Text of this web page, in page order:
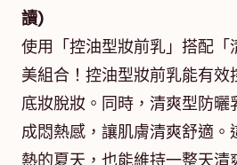
讀)
使用「控油型妝前乳」搭配「
美組合！控油型妝前乳能有效
底妝脫妝。同時，清爽型防曬
成悶熱感，讓肌膚清爽舒適。
熱的夏天，也能維持一整天清